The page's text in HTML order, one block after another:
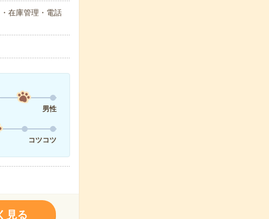
在庫管理・電話
男性
コツコツ
見る